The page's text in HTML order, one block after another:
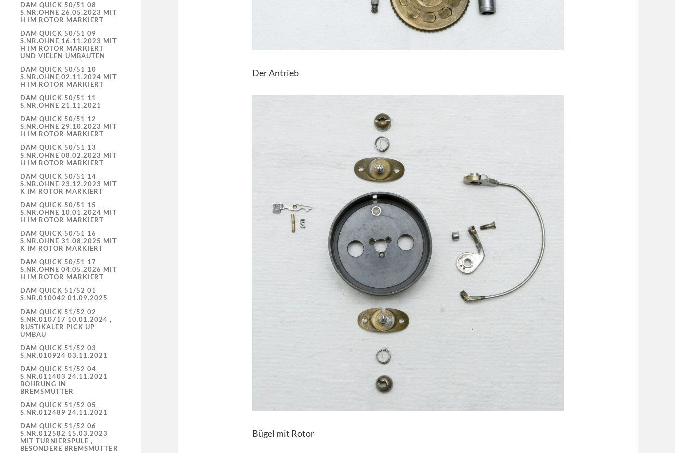
DAM QUICK 50/51 08
S.NR.OHNE 26.05.2023 MIT
H IM ROTOR MARKIERT
DAM QUICK 50/51 09
S.NR.OHNE 16.11.2023 MIT
H IM ROTOR MARKIERT
UND VIELEN UMBAUTEN
DAM QUICK 50/51 10
S.NR.OHNE 02.11.2024 MIT
H IM ROTOR MARKIERT
DAM QUICK 50/51 11
S.NR.OHNE 21.11.2021
DAM QUICK 50/51 12
S.NR.OHNE 29.10.2023 MIT
H IM ROTOR MARKIERT
DAM QUICK 50/51 13
S.NR.OHNE 08.02.2023 MIT
H IM ROTOR MARKIERT
DAM QUICK 50/51 14
S.NR.OHNE 23.12.2023 MIT
K IM ROTOR MARKIERT
DAM QUICK 50/51 15
S.NR.OHNE 10.01.2024 MIT
H IM ROTOR MARKIERT
DAM QUICK 50/51 16
S.NR.OHNE 31.08.2025 MIT
K IM ROTOR MARKIERT
DAM QUICK 50/51 17
S.NR.OHNE 04.05.2026 MIT
H IM ROTOR MARKIERT
DAM QUICK 51/52 01
S.NR.010042 01.09.2025
DAM QUICK 51/52 02
S.NR.010717 10.01.2024 ,
RUSTIKALER PICK UP
UMBAU
DAM QUICK 51/52 03
S.NR.010924 03.11.2021
DAM QUICK 51/52 04
S.NR.011403 24.11.2021
BOHRUNG IN
BREMSMUTTER
DAM QUICK 51/52 05
S.NR.012489 24.11.2021
DAM QUICK 51/52 06
S.NR.012582 15.03.2023
MIT TURNIERSPULE ,
BESONDERE BREMSMUTTER
Der Antrieb
Bügel mit Rotor